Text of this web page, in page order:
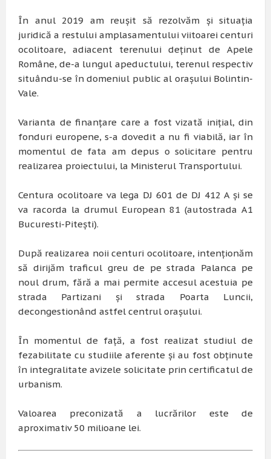
În anul 2019 am reușit să rezolvăm și situația
juridică a restului amplasamentului viitoarei centuri
ocolitoare, adiacent terenului deținut de Apele
Române, de-a lungul apeductului, terenul respectiv
situându-se în domeniul public al orașului Bolintin-
Vale.
Varianta de finanțare care a fost vizată inițial, din
fonduri europene, s-a dovedit a nu fi viabilă, iar în
momentul de fata am depus o solicitare pentru
realizarea proiectului, la Ministerul Transportului.
Centura ocolitoare va lega DJ 601 de DJ 412 A și se
va racorda la drumul European 81 (autostrada A1
Bucuresti-Pitești).
După realizarea noii centuri ocolitoare, intenționăm
să dirijăm traficul greu de pe strada Palanca pe
noul drum, fără a mai permite accesul acestuia pe
strada Partizani și strada Poarta Luncii,
decongestionând astfel centrul orașului.
În momentul de față, a fost realizat studiul de
fezabilitate cu studiile aferente și au fost obținute
în integralitate avizele solicitate prin certificatul de
urbanism.
Valoarea preconizată a lucrărilor este de
aproximativ 50 milioane lei.